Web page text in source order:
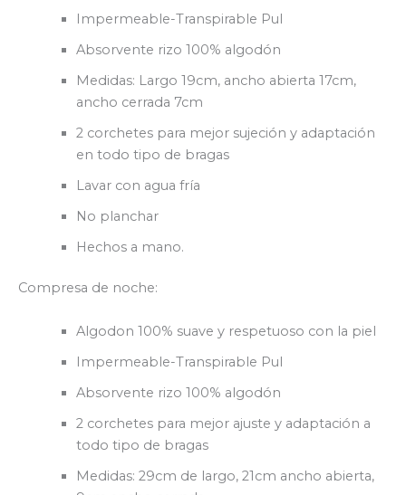
Impermeable-Transpirable Pul
Absorvente rizo 100% algodón
Medidas: Largo 19cm, ancho abierta 17cm,
ancho cerrada 7cm
2 corchetes para mejor sujeción y adaptación
en todo tipo de bragas
Lavar con agua fría
No planchar
Hechos a mano.
Compresa de noche:
Algodon 100% suave y respetuoso con la piel
Impermeable-Transpirable Pul
Absorvente rizo 100% algodón
2 corchetes para mejor ajuste y adaptación a
todo tipo de bragas
Medidas: 29cm de largo, 21cm ancho abierta,